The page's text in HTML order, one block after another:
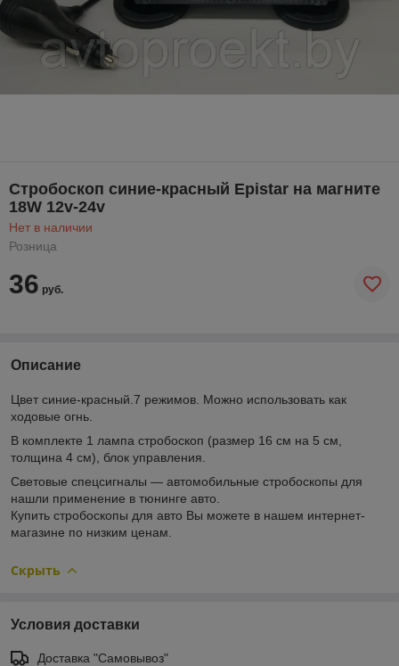
Стробоскоп синие-красный Epistar на магните
18W 12v-24v
Нет в наличии
Розница
36 руб.
Описание
Цвет синие-красный.7 режимов. Можно использовать как
ходовые огнь.
В комплекте 1 лампа стробоскоп (размер 16 см на 5 см,
толщина 4 см), блок управления.
Световые спецсигналы — автомобильные стробоскопы для
нашли применение в тюнинге авто.
Купить стробоскопы для авто Вы можете в нашем интернет-
магазине по низким ценам.
Скрыть
Условия доставки
Доставка "Самовывоз"